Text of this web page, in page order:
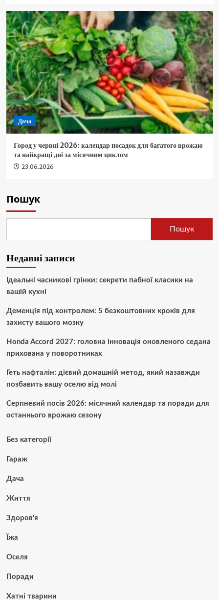
Дача
Город у червні 2026: календар посадок для багатого врожаю
та найкращі дні за місячним циклом
23.06.2026
Пошук
Пошук
Недавні записи
Ідеальні часникові грінки: секрети пабної класики на
вашій кухні
Деменція під контролем: 5 безкоштовних кроків для
захисту вашого мозку
Honda Accord 2027: головна інновація оновленого седана
прихована у поворотниках
Геть нафталін: дієвий домашній метод, який назавжди
позбавить вашу оселю від молі
Серпневий посів 2026: місячний календар та поради для
останнього врожаю сезону
Без категорії
Гараж
Дача
Життя
Здоров'я
Їжа
Оселя
Поради
Хатні тварини